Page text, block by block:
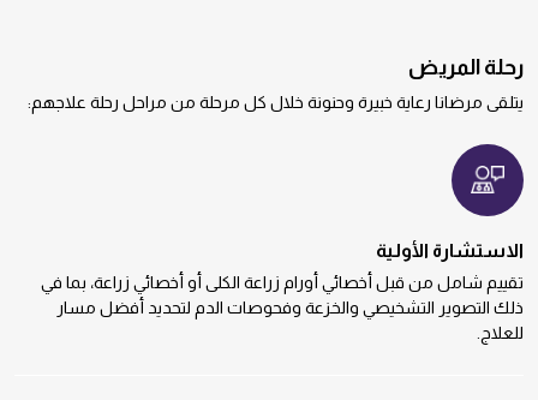
رحلة المريض
يتلقى مرضانا رعاية خبيرة وحنونة خلال كل مرحلة من مراحل رحلة علاجهم:
الاستشارة الأولية
تقييم شامل من قبل أخصائي أورام زراعة الكلى أو أخصائي زراعة، بما في
ذلك التصوير التشخيصي والخزعة وفحوصات الدم لتحديد أفضل مسار
للعلاج.